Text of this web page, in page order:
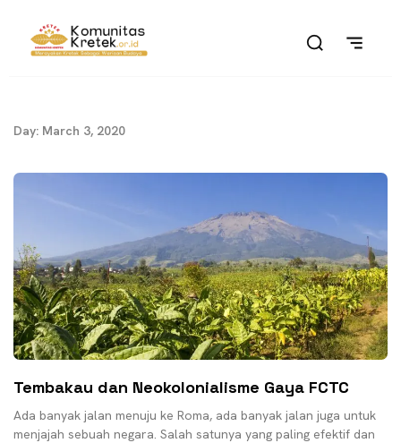
Day: March 3, 2020
Tembakau dan Neokolonialisme Gaya FCTC
Ada banyak jalan menuju ke Roma, ada banyak jalan juga untuk
menjajah sebuah negara. Salah satunya yang paling efektif dan